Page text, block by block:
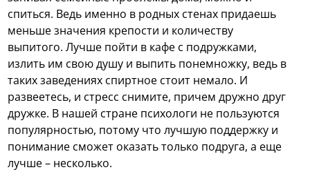
спиться. Ведь именно в родных стенах придаешь
меньше значения крепости и количеству
выпитого. Лучше пойти в кафе с подружками,
излить им свою душу и выпить понемножку, ведь в
таких заведениях спиртное стоит немало. И
развеетесь, и стресс снимите, причем дружно друг
дружке. В нашей стране психологи не пользуются
популярностью, потому что лучшую поддержку и
понимание сможет оказать только подруга, а еще
лучше – несколько.